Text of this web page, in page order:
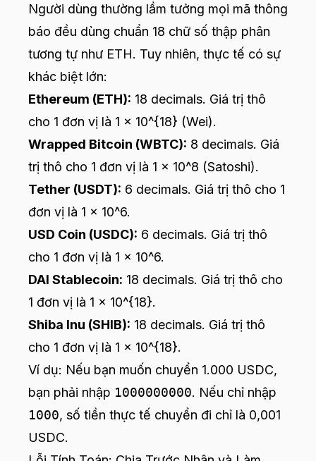
Người dùng thường lầm tưởng mọi mã thông
báo đều dùng chuẩn 18 chữ số thập phân
tương tự như ETH. Tuy nhiên, thực tế có sự
khác biệt lớn:
Ethereum (ETH): 18 decimals. Giá trị thô
cho 1 đơn vị là 1 x 10^{18} (Wei).
Wrapped Bitcoin (WBTC): 8 decimals. Giá
trị thô cho 1 đơn vị là 1 x 10^8 (Satoshi).
Tether (USDT): 6 decimals. Giá trị thô cho 1
đơn vị là 1 x 10^6.
USD Coin (USDC): 6 decimals. Giá trị thô
cho 1 đơn vị là 1 x 10^6.
DAI Stablecoin: 18 decimals. Giá trị thô cho
1 đơn vị là 1 x 10^{18}.
Shiba Inu (SHIB): 18 decimals. Giá trị thô
cho 1 đơn vị là 1 x 10^{18}.
Ví dụ: Nếu bạn muốn chuyển 1.000 USDC,
bạn phải nhập 1000000000. Nếu chỉ nhập
1000, số tiền thực tế chuyển đi chỉ là 0,001
USDC.